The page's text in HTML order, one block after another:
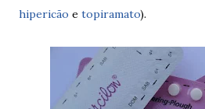
hipericão e topiramato).